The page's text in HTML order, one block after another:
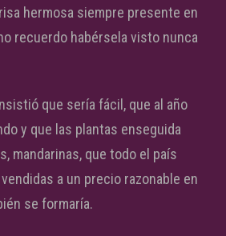
hermosa siempre presente en
recuerdo habérsela visto nunca
que sería fácil, que al año
y que las plantas enseguida
mandarinas, que todo el país
a un precio razonable en
se formaría.